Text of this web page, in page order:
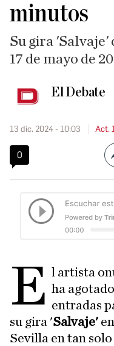
minutos
Su gira 'Salvaje'
17 de mayo de
El Debate
13 dic. 2024 - 10:03 Act.
0
E l artista
ha
entradas
su gira 'Salvaje'
Sevilla en tan